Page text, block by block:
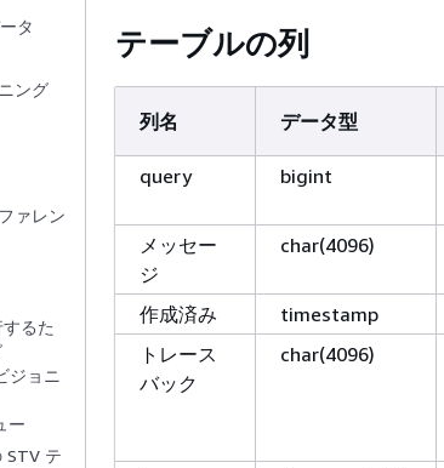
タ
ング
ァレン
るた
ジョニ
ー
STV テ
テーブルの列
列名 データ型
query bigint
メッセー
ジ
char(4096)
作成済み timestamp
トレース
バック
char(4096)